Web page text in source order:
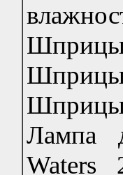
Лампа
Waters